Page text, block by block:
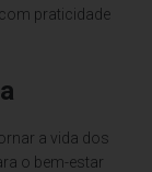
praticidade
a vida dos
o bem-estar